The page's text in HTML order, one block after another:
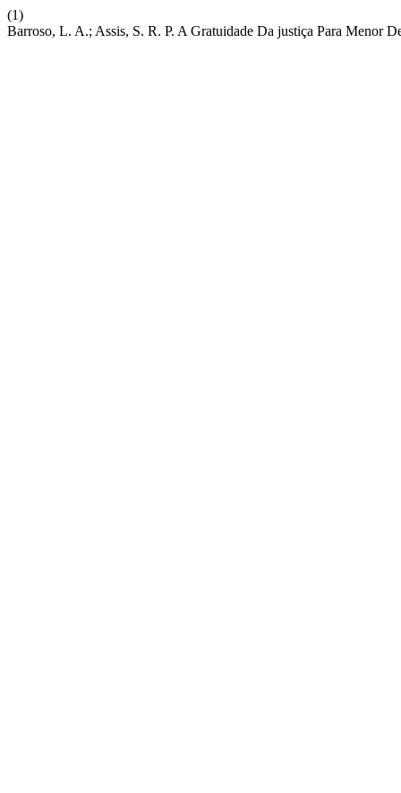
(1)
Barroso, L. A.; Assis, S. R. P. A Gratuidade Da justiça Para Menor